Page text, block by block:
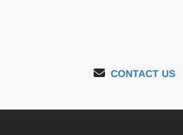
CONTACT US